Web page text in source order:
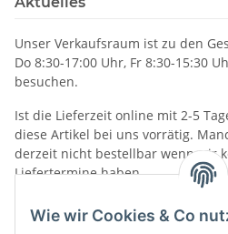
Wie wir Cookies & Co
Unser Verkaufsraum ist zu den
Do 8:30-17:00 Uhr, Fr 8:30-15:30
besuchen.
Ist die Lieferzeit online mit 2-5
diese Artikel bei uns vorrätig.
derzeit nicht bestellbar wenn wir
Liefertermine haben.
Informationen